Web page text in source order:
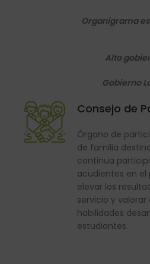
Organigrama
Alto
Gobierno
Consejo de
Órgano de
de familia
continua
acudientes en el
elevar los
servicio y
habilidades
estudiantes.